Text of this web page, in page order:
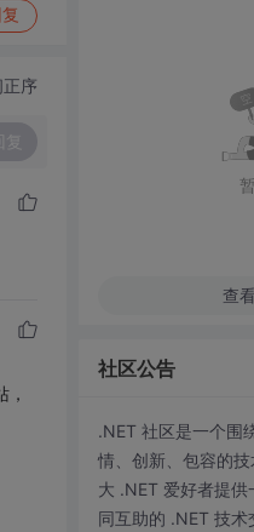
序
查
社区公告
.NET 社区是一个围
情、创新、包容的
大 .NET 爱好者提
同互助的 .NET 技